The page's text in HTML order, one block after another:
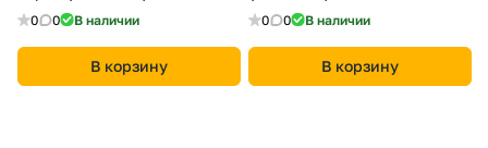
0 0 В наличии
В корзину
0 0 В наличии
В корзину